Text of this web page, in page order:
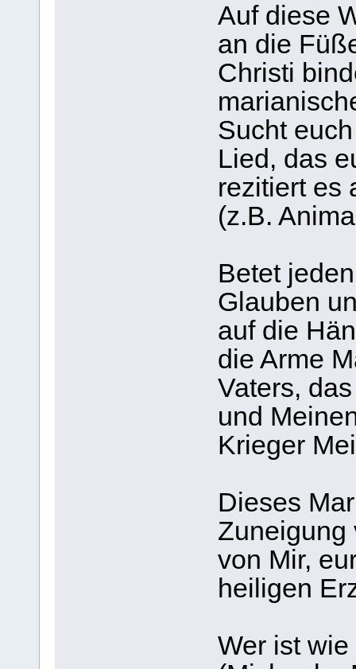
Auf diese
an die
Christi
Sucht
Lied, das
rezitiert es
(z.B.
Betet
Glauben
auf die
die Arme
Vaters,
und
Krieger
Dieses
Zuneigung
von Mir,
heiligen
Wer ist